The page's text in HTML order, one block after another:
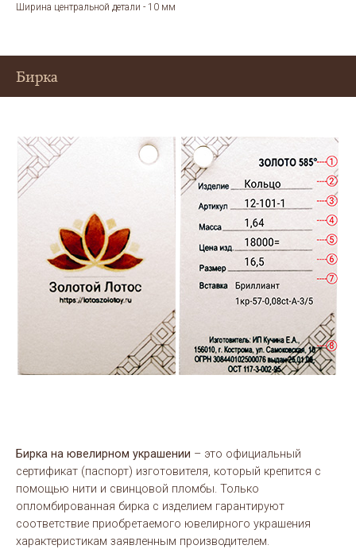
Ширина центральной детали - 10 мм
Бирка
Бирка на ювелирном украшении – это официальный
сертификат (паспорт) изготовителя, который крепится с
помощью нити и свинцовой пломбы. Только
опломбированная бирка с изделием гарантируют
соответствие приобретаемого ювелирного украшения
характеристикам заявленным производителем.